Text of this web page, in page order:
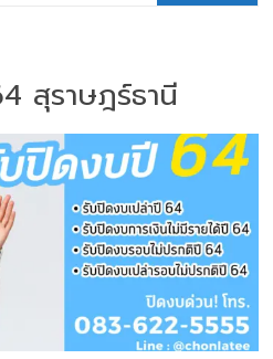
สุราษฎร์ธานี